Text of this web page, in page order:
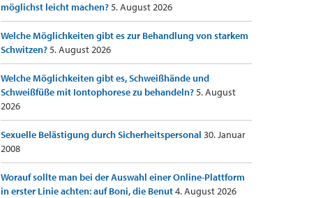
möglichst leicht machen?5. August 2026
Welche Möglichkeiten gibt es zur Behandlung von starkem
Schwitzen?5. August 2026
Welche Möglichkeiten gibt es, Schweißhände und
Schweißfüße mit Iontophorese zu behandeln?5. August
2026
Sexuelle Belästigung durch Sicherheitspersonal 30. Januar
2008
Worauf sollte man bei der Auswahl einer Online-Plattform
in erster Linie achten: auf Boni, die Benut4. August 2026